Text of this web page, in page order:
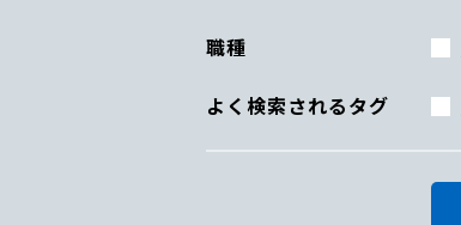
職種
よく検索されるタグ